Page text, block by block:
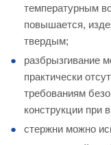
температурным
повышается,
твердым;
разбрызгивание
практически
требованиям
конструкции при
стержни можно